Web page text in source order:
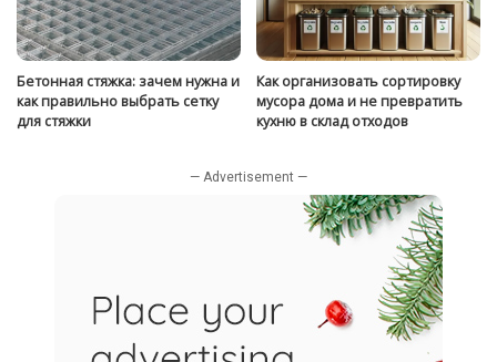
Бетонная стяжка: зачем нужна и
как правильно выбрать сетку
для стяжки
Как организовать сортировку
мусора дома и не превратить
кухню в склад отходов
— Advertisement —